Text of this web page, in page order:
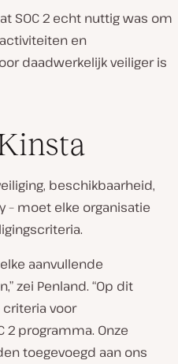
SOC 2 echt nuttig was om
en
daadwerkelijk veiliger is
beschikbaarheid,
moet elke organisatie
aanvullende
zei Penland. “Op dit
voor
2 programma. Onze
toegevoegd aan ons